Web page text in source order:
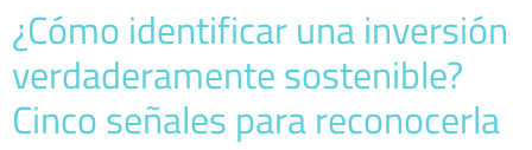
¿Cómo identificar una inversión
verdaderamente sostenible?
Cinco señales para reconocerla